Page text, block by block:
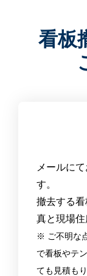
看板
メールに
す。
撤去する
真と現場住
※ ご不明な
で看板やテ
ても見積も